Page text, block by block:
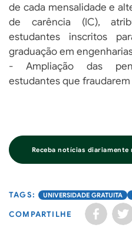
de cada mensalidade e
de carência (IC),
estudantes inscritos
graduação em
- Ampliação das
estudantes que fraudarem
Receba notícias diariamente
UNIVERSIDADE GRATUITA
COMPARTILHE